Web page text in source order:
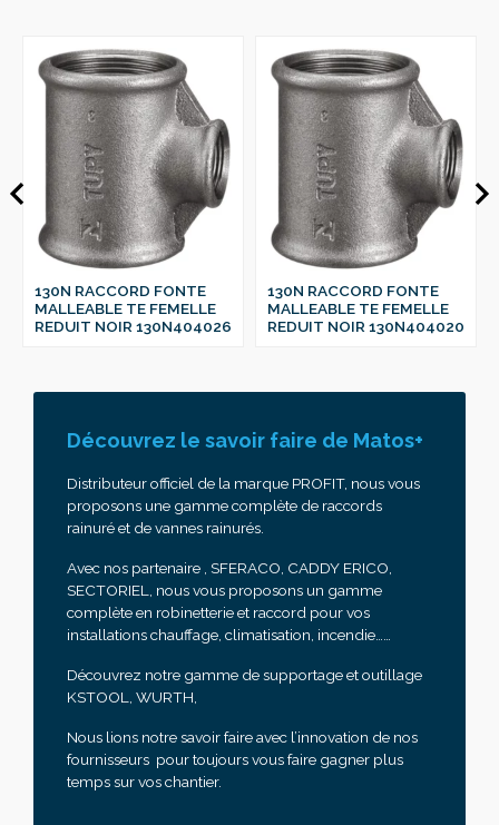
130N RACCORD FONTE
MALLEABLE TE FEMELLE
REDUIT NOIR 130N404026
130N RACCORD FONTE
MALLEABLE TE FEMELLE
REDUIT NOIR 130N404020
Découvrez le savoir faire de Matos+
Distributeur officiel de la marque PROFIT, nous vous
proposons une gamme complète de raccords
rainuré et de vannes rainurés.
Avec nos partenaire , SFERACO, CADDY ERICO,
SECTORIEL, nous vous proposons un gamme
complète en robinetterie et raccord pour vos
installations chauffage, climatisation, incendie……
Découvrez notre gamme de supportage et outillage
KSTOOL, WURTH,
Nous lions notre savoir faire avec l’innovation de nos
fournisseurs pour toujours vous faire gagner plus
temps sur vos chantier.